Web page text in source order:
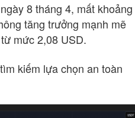
8 tháng 4, mất khoảng
tăng trưởng mạnh mẽ
mức 2,08 USD.
kiếm lựa chọn an toàn